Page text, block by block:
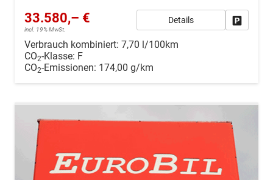
33.580,– €
incl. 19% MwSt.
Details
Verbrauch kombiniert: 7,70 l/100km
CO2-Klasse: F
CO2-Emissionen: 174,00 g/km